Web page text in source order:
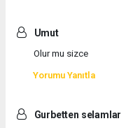
Umut
Olur mu sizce
Yorumu Yanıtla
Gurbetten selamlar